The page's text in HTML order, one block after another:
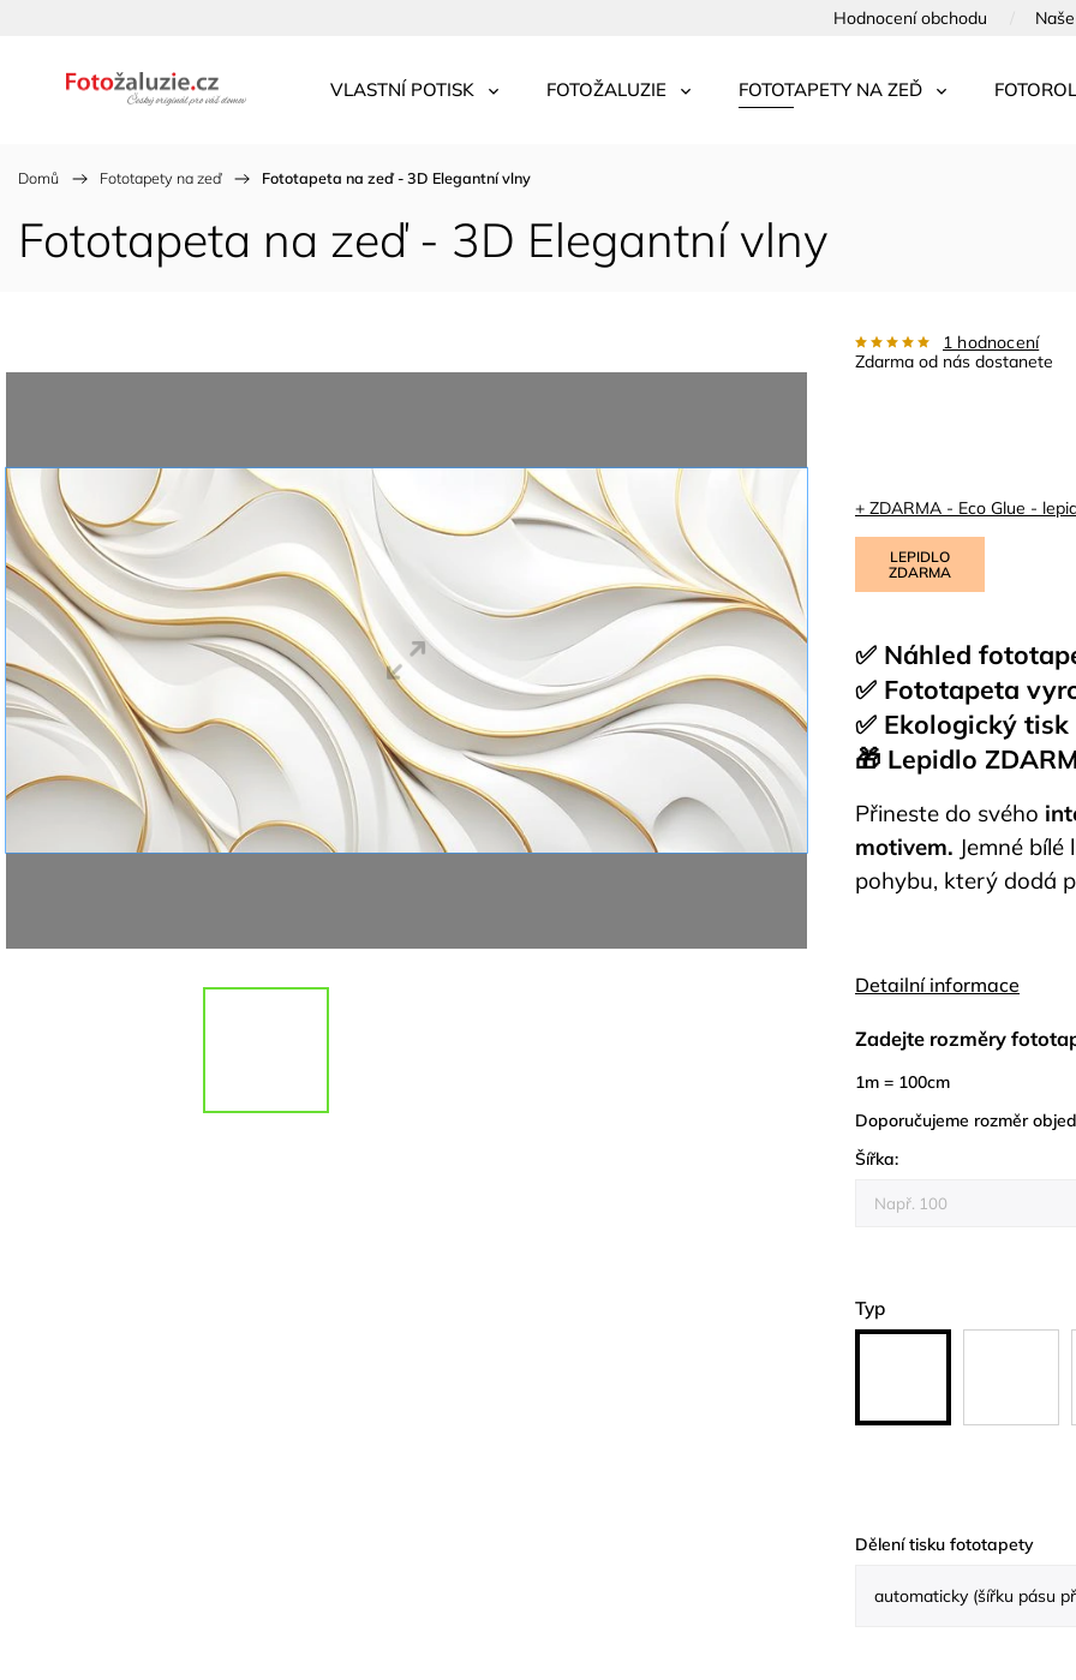
Hodnocení obchodu
VLASTNÍ POTISK FOTOŽALUZIE FOTOTAPETY NA ZEĎ
Domů / Fototapety na zeď / Fototapeta na zeď - 3D Elegantní vlny
Fototapeta na zeď - 3D Elegantní vlny
1 hodnocení
LEPIDLO
ZDARMA
✅ Náhled
✅ Fototapeta
✅ Ekologický
🎁 Lepidlo
Přineste do svého
motivem. Jemné
pohybu, který dodá
Detailní informace
Zadejte rozměry
1m = 100cm
Doporučujeme rozměr
Šířka:
Typ
Dělení tisku fototapety
Zdarma od nás dostanete
+ ZDARMA - Eco Glue -